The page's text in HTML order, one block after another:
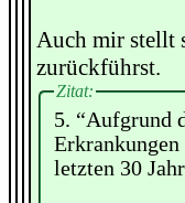
Auch mir stellt
zurückführst.
Zitat:
5. “Aufgrund
letzten 30